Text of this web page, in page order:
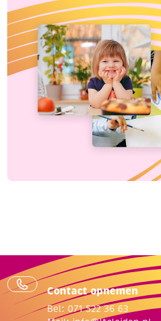
Contact opnemen
Bel: 071 522 36 63